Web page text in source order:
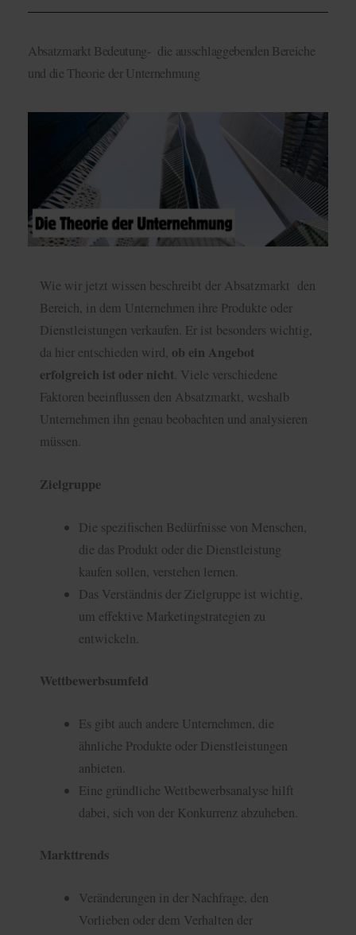
Absatzmarkt Bedeutung- die ausschlaggebenden Bereiche
und die Theorie der Unternehmung
Wie wir jetzt wissen beschreibt der Absatzmarkt den
Bereich, in dem Unternehmen ihre Produkte oder
Dienstleistungen verkaufen. Er ist besonders wichtig,
da hier entschieden wird, ob ein Angebot
erfolgreich ist oder nicht . Viele verschiedene
Faktoren beeinflussen den Absatzmarkt, weshalb
Unternehmen ihn genau beobachten und analysieren
müssen.
Zielgruppe
Die spezifischen Bedürfnisse von Menschen,
die das Produkt oder die Dienstleistung
kaufen sollen, verstehen lernen.
Das Verständnis der Zielgruppe ist wichtig,
um effektive Marketingstrategien zu
entwickeln.
Wettbewerbsumfeld
Es gibt auch andere Unternehmen, die
ähnliche Produkte oder Dienstleistungen
anbieten.
Eine gründliche Wettbewerbsanalyse hilft
dabei, sich von der Konkurrenz abzuheben.
Markttrends
Veränderungen in der Nachfrage, den
Vorlieben oder dem Verhalten der